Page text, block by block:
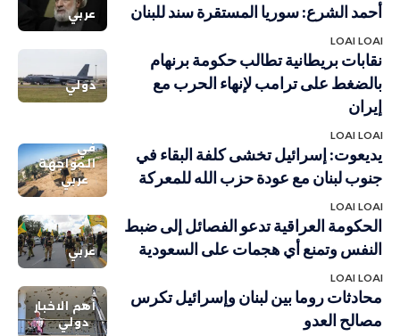
عربي
أحمد الشرع: سوريا المستقرة سند للبنان
LOAI LOAI
دولي
نقابات بريطانية تطالب حكومة برنهام
بالضغط على ترامب لإنهاء الحرب مع
إيران
LOAI LOAI
في
المواجهة
عربي
يديعوت: إسرائيل تخشى كلفة البقاء في
جنوب لبنان مع عودة حزب الله للمعركة
LOAI LOAI
عربي
الحكومة العراقية تدعو الفصائل إلى ضبط
النفس وتمنع أي هجمات على السعودية
LOAI LOAI
أهم الاخبار
دولي
محادثات روما بين لبنان وإسرائيل تكرس
مصالح العدو